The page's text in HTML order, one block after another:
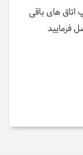
های باقی
فرمایید